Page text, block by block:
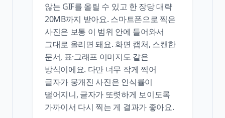
않는 GIF를 올릴 수 있고 한 장당 대략
20MB까지 받아요. 스마트폰으로 찍은
사진은 보통 이 범위 안에 들어와서
그대로 올리면 돼요. 화면 캡처, 스캔한
문서, 표·그래프 이미지도 같은
방식이에요. 다만 너무 작게 찍어
글자가 뭉개진 사진은 인식률이
떨어지니, 글자가 또렷하게 보이도록
가까이서 다시 찍는 게 결과가 좋아요.